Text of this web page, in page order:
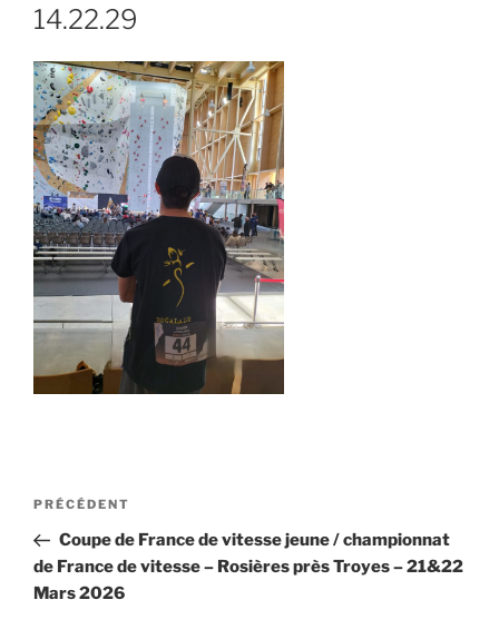
14.22.29
Navigation
l’article
Article
précédent
PRÉCÉDENT
Coupe de France de vitesse jeune / championnat
de France de vitesse – Rosières près Troyes – 21&22
Mars 2026